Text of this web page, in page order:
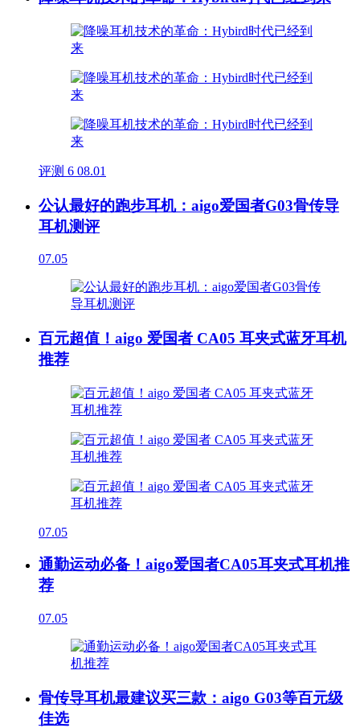
评测 6 08.01
公认最好的跑步耳机：aigo爱国者G03骨传导
耳机测评
07.05
百元超值！aigo 爱国者 CA05 耳夹式蓝牙耳机
推荐
07.05
通勤运动必备！aigo爱国者CA05耳夹式耳机推
荐
07.05
骨传导耳机最建议买三款：aigo G03等百元级
佳选